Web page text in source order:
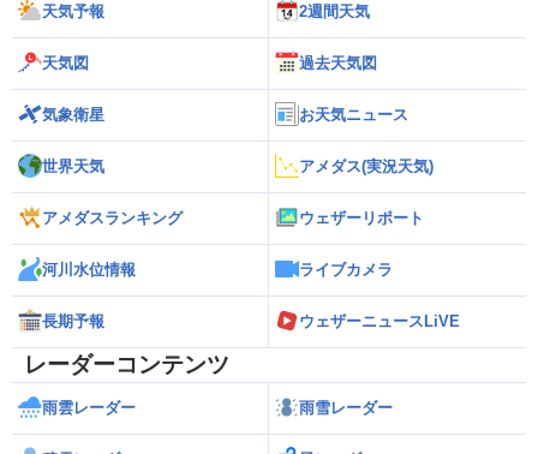
天気予報 2週間天気
天気図 過去天気図
気象衛星 お天気ニュース
世界天気 アメダス(実況天気)
アメダスランキング ウェザーリポート
河川水位情報 ライブカメラ
長期予報 ウェザーニュースLiVE
レーダーコンテンツ
雨雲レーダー 雨雪レーダー